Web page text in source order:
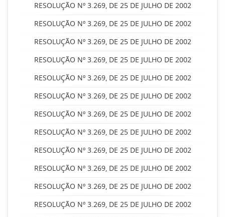
RESOLUÇÃO Nº 3.269, DE 25 DE JULHO DE 2002
RESOLUÇÃO Nº 3.269, DE 25 DE JULHO DE 2002
RESOLUÇÃO Nº 3.269, DE 25 DE JULHO DE 2002
RESOLUÇÃO Nº 3.269, DE 25 DE JULHO DE 2002
RESOLUÇÃO Nº 3.269, DE 25 DE JULHO DE 2002
RESOLUÇÃO Nº 3.269, DE 25 DE JULHO DE 2002
RESOLUÇÃO Nº 3.269, DE 25 DE JULHO DE 2002
RESOLUÇÃO Nº 3.269, DE 25 DE JULHO DE 2002
RESOLUÇÃO Nº 3.269, DE 25 DE JULHO DE 2002
RESOLUÇÃO Nº 3.269, DE 25 DE JULHO DE 2002
RESOLUÇÃO Nº 3.269, DE 25 DE JULHO DE 2002
RESOLUÇÃO Nº 3.269, DE 25 DE JULHO DE 2002